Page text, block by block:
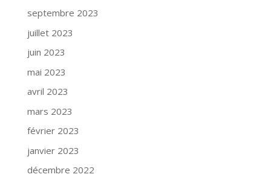
septembre 2023
juillet 2023
juin 2023
mai 2023
avril 2023
mars 2023
février 2023
janvier 2023
décembre 2022